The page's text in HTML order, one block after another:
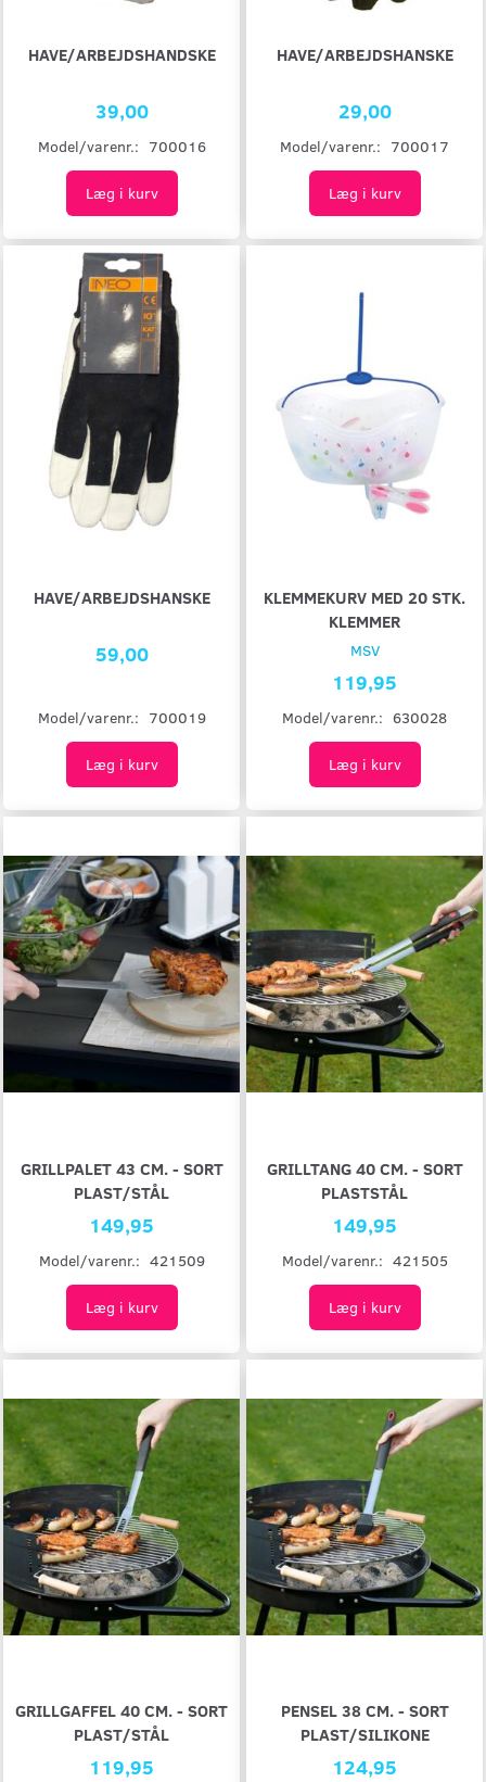
HAVE/ARBEJDSHANDSKE
39,00
Model/varenr.: 700016
Læg i kurv
HAVE/ARBEJDSHANSKE
29,00
Model/varenr.: 700017
Læg i kurv
HAVE/ARBEJDSHANSKE
59,00
Model/varenr.: 700019
Læg i kurv
KLEMMEKURV MED 20 STK.
KLEMMER
MSV
119,95
Model/varenr.: 630028
Læg i kurv
GRILLPALET 43 CM. - SORT
PLAST/STÅL
149,95
Model/varenr.: 421509
Læg i kurv
GRILLTANG 40 CM. - SORT
PLASTSTÅL
149,95
Model/varenr.: 421505
Læg i kurv
GRILLGAFFEL 40 CM. - SORT
PLAST/STÅL
119,95
PENSEL 38 CM. - SORT
PLAST/SILIKONE
124,95